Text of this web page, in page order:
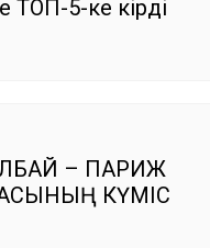
ТОП-5-ке кірді
– ПАРИЖ
КҮМІС